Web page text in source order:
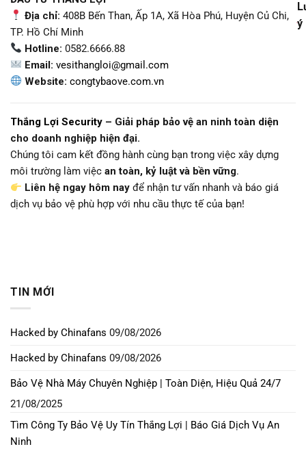
ý
Địa chỉ: 408B Bến Than, Ấp 1A, Xã Hòa Phú, Huyện Củ Chi,
TP. Hồ Chí Minh
Hotline: 0582.6666.88
Email: vesithangloi@gmail.com
Website: congtybaove.com.vn
Thắng Lợi Security – Giải pháp bảo vệ an ninh toàn diện
cho doanh nghiệp hiện đại.
Chúng tôi cam kết đồng hành cùng bạn trong việc xây dựng
môi trường làm việc an toàn, kỷ luật và bền vững.
Liên hệ ngay hôm nay để nhận tư vấn nhanh và báo giá
dịch vụ bảo vệ phù hợp với nhu cầu thực tế của bạn!
TIN MỚI
Hacked by Chinafans 09/08/2026
Hacked by Chinafans 09/08/2026
Bảo Vệ Nhà Máy Chuyên Nghiệp | Toàn Diện, Hiệu Quả 24/7
21/08/2025
Tìm Công Ty Bảo Vệ Uy Tín Thắng Lợi | Báo Giá Dịch Vụ An
Ninh